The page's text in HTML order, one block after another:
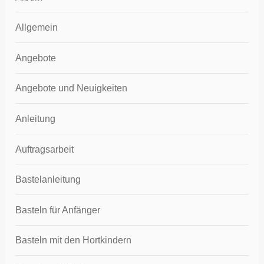
Allgemein
Angebote
Angebote und Neuigkeiten
Anleitung
Auftragsarbeit
Bastelanleitung
Basteln für Anfänger
Basteln mit den Hortkindern